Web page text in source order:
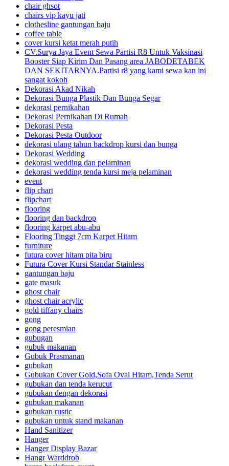
chair ghsot
chairs vip kayu jati
clothesline gantungan baju
coffee table
cover kursi ketat merah putih
CV.Surya Jaya Event Sewa Partisi R8 Untuk Vaksinasi
Booster Siap Kirim Dan Pasang area JABODETABEK
DAN SEKITARNYA.Partisi r8 yang kami sewa kan ini
sangat kokoh
Dekorasi Akad Nikah
Dekorasi Bunga Plastik Dan Bunga Segar
dekorasi pernikahan
Dekorasi Pernikahan Di Rumah
Dekorasi Pesta
Dekorasi Pesta Outdoor
dekorasi ulang tahun backdrop kursi dan bunga
Dekorasi Wedding
dekorasi wedding dan pelaminan
dekorasi wedding tenda kursi meja pelaminan
event
flip chart
flipchart
flooring
flooring dan backdrop
flooring karpet abu-abu
Flooring Tinggi 7cm Karpet Hitam
furniture
futura cover hitam pita biru
Futura Cover Kursi Standar Stainless
gantungan baju
gate masuk
ghost chair
ghost chair acrylic
gold tiffany chairs
gong
gong peresmian
gubugan
gubuk makanan
Gubuk Prasmanan
gubukan
Gubukan Cover Gold,Sofa Oval Hitam,Tenda Serut
gubukan dan tenda kerucut
gubukan dengan dekorasi
gubukan makanan
gubukan rustic
gubukan untuk stand makanan
Hand Sanitizer
Hanger
Hanger Display Bazar
Hangr Warddrob